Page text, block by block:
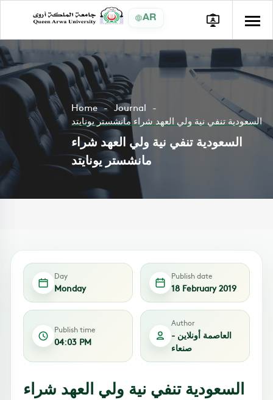
AR
Home
Journal
السعودية تنفي نية ولي العهد شراء مانشستر يونايتد
السعودية تنفي نية ولي العهد شراء
مانشستر يونايتد
Day
Monday
Publish date
18 February 2019
Publish time
04:03 PM
Author
العاصمة أونلاين -
صنعاء
السعودية تنفي نية ولي العهد شراء